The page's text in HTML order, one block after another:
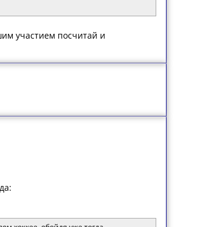
участием посчитай и